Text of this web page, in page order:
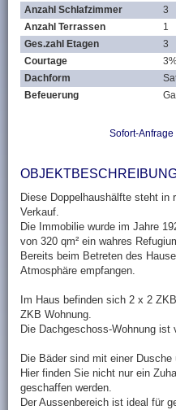
Anzahl Schlafzimmer
3
Anzahl Terrassen
1
Ges.zahl Etagen
3
Courtage
Dachform
Befeuerung
Sofort-Anfrage
Diese Doppelhaushälfte steht in
Verkauf.
Die Immobilie wurde im Jahre
von 320 qm² ein wahres
Bereits beim Betreten des
Atmosphäre empfangen.
Im Haus befinden sich 2 x 2
ZKB Wohnung.
Die Dachgeschoss-Wohnung ist
Die Bäder sind mit einer
Hier finden Sie nicht nur ein
geschaffen werden.
Der Aussenbereich ist ideal für